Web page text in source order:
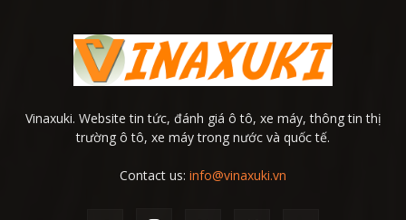
Vinaxuki. Website tin tức, đánh giá ô tô, xe máy, thông tin thị
trường ô tô, xe máy trong nước và quốc tế.
Contact us: info@vinaxuki.vn